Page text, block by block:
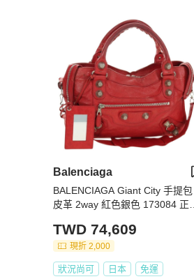
Balenciaga
BALENCIAGA Giant City 手提包
皮革 2way 紅色銀色 173084 正品
TWD 74,609
現折 2,000
狀況尚可 日本 免運